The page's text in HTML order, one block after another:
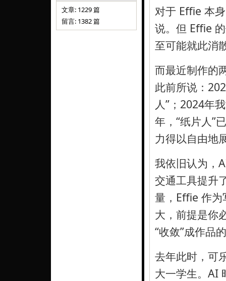
文章: 1229 篇
留言: 1382 篇
对于 Effie 本
说。但 Effie
至可能就此消
而最近制作的
此前所说：
人”；2024年
年，“纸片人”
力得以自由地
我依旧认为，
交通工具提升
量，Effie 作
大，前提是你
“收敛”成作品
去年此时，可
大一学生。AI